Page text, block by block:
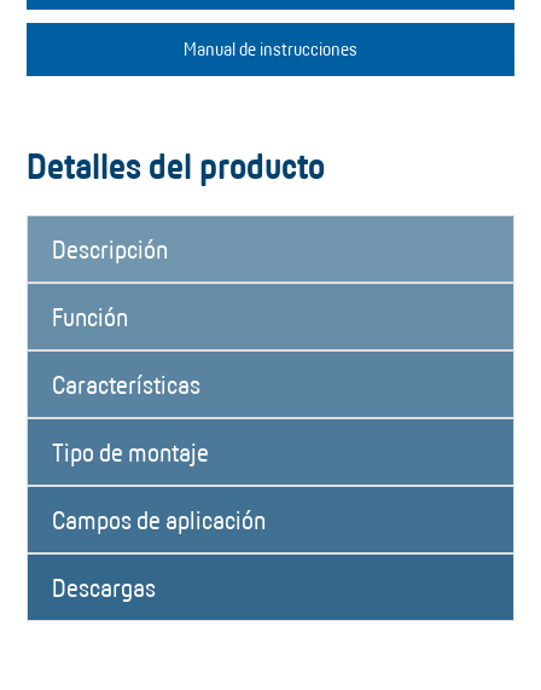
Manual de instrucciones
Detalles del producto
Descripción
Función
Características
Tipo de montaje
Campos de aplicación
Descargas